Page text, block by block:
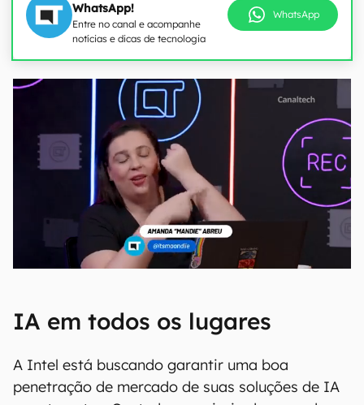
WhatsApp!
Entre no canal e acompanhe
notícias e dicas de tecnologia
WhatsApp
IA em todos os lugares
A Intel está buscando garantir uma boa
penetração de mercado de suas soluções de IA